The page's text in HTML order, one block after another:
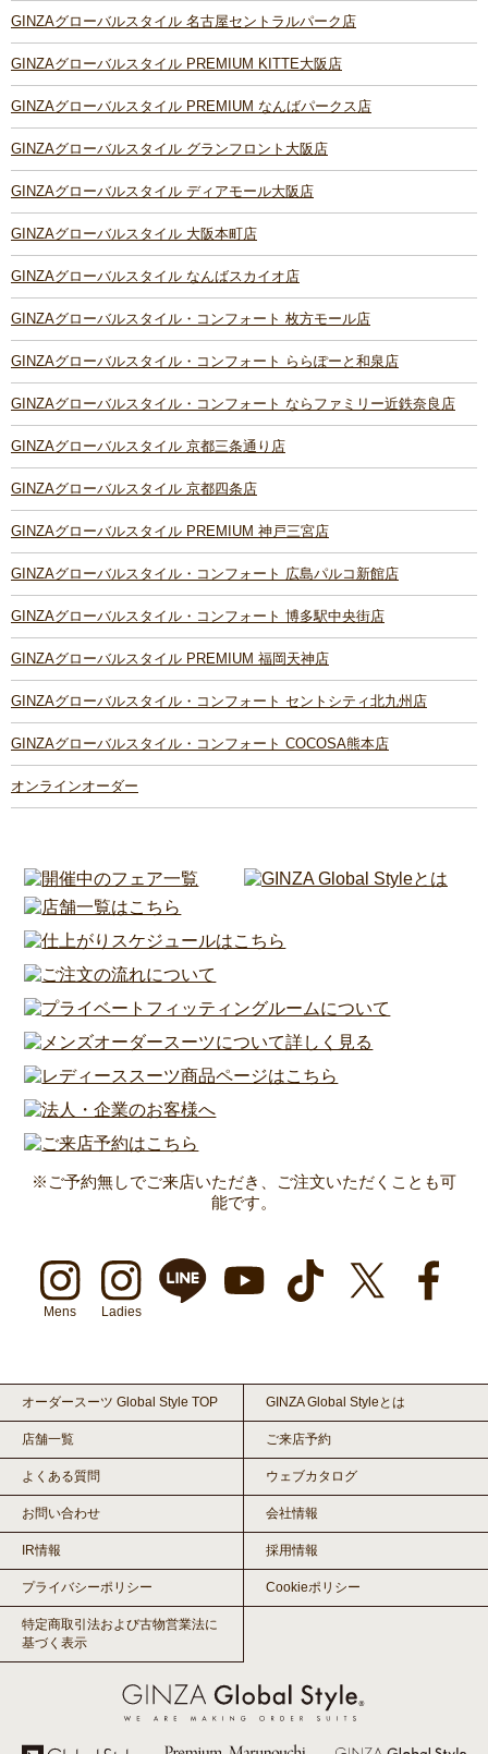
GINZAグローバルスタイル 名古屋セントラルパーク店
GINZAグローバルスタイル PREMIUM KITTE大阪店
GINZAグローバルスタイル PREMIUM なんばパークス店
GINZAグローバルスタイル グランフロント大阪店
GINZAグローバルスタイル ディアモール大阪店
GINZAグローバルスタイル 大阪本町店
GINZAグローバルスタイル なんばスカイオ店
GINZAグローバルスタイル・コンフォート 枚方モール店
GINZAグローバルスタイル・コンフォート ららぽーと和泉店
GINZAグローバルスタイル・コンフォート ならファミリー近鉄奈良店
GINZAグローバルスタイル 京都三条通り店
GINZAグローバルスタイル 京都四条店
GINZAグローバルスタイル PREMIUM 神戸三宮店
GINZAグローバルスタイル・コンフォート 広島パルコ新館店
GINZAグローバルスタイル・コンフォート 博多駅中央街店
GINZAグローバルスタイル PREMIUM 福岡天神店
GINZAグローバルスタイル・コンフォート セントシティ北九州店
GINZAグローバルスタイル・コンフォート COCOSA熊本店
オンラインオーダー
※ご予約無しでご来店いただき、ご注文いただくことも可
能です。
Mens Ladies
オーダースーツ Global Style TOP GINZA Global Styleとは
店舗一覧 ご来店予約
よくある質問 ウェブカタログ
お問い合わせ 会社情報
IR情報 採用情報
プライバシーポリシー Cookieポリシー
特定商取引法および古物営業法に
基づく表示